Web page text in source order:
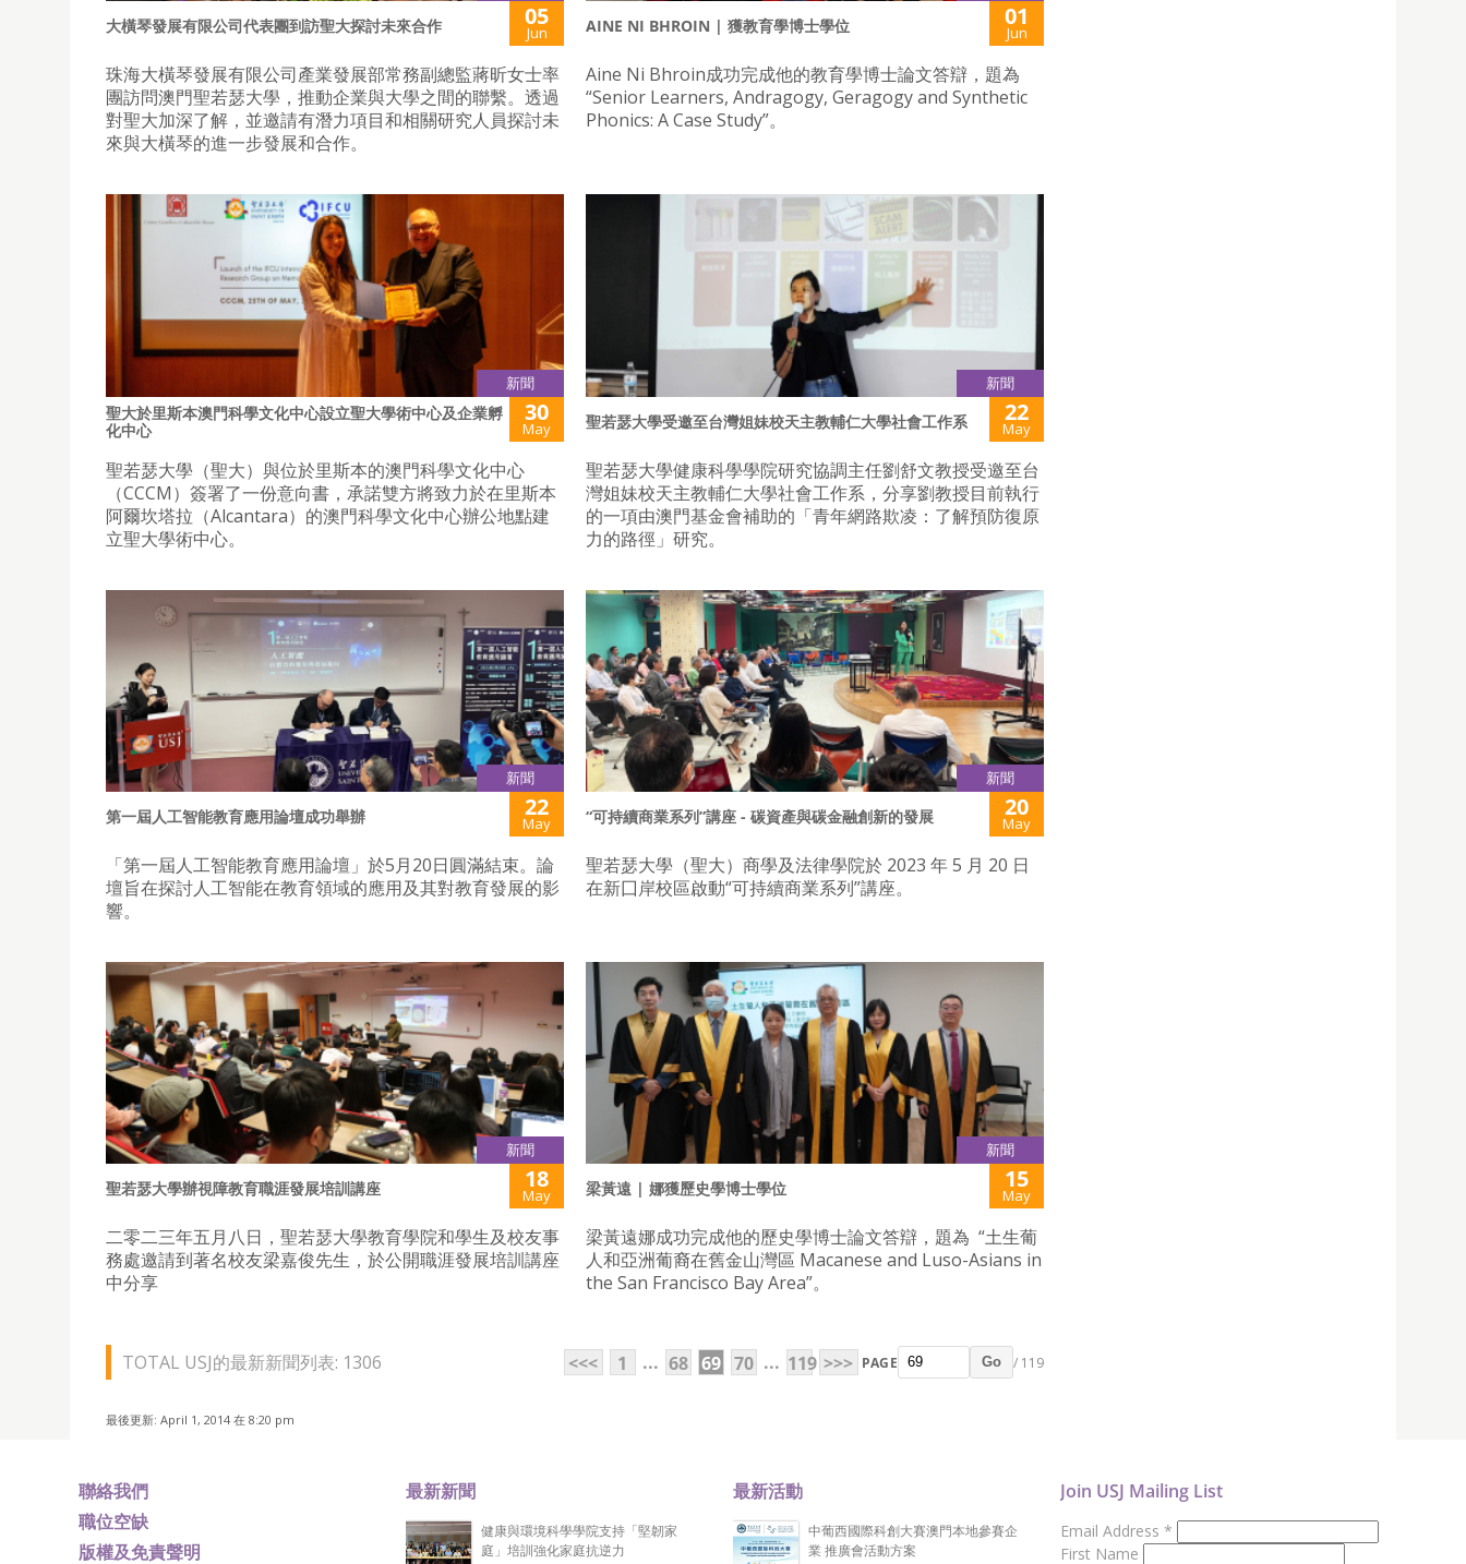
大橫琴發展有限公司代表團到訪聖大探討未來合作 05
Jun
珠海大橫琴發展有限公司產業發展部常務副總監蔣昕女士率
團訪問澳門聖若瑟大學，推動企業與大學之間的聯繫。透過
對聖大加深了解，並邀請有潛力項目和相關研究人員探討未
來與大橫琴的進一步發展和合作。
AINE NI BHROIN | 獲教育學博士學位 01
Jun
Aine Ni Bhroin成功完成他的教育學博士論文答辯，題為
“Senior Learners, Andragogy, Geragogy and Synthetic
Phonics: A Case Study”。
新聞
聖大於里斯本澳門科學文化中心設立聖大學術中心及企業孵
化中心
30
May
聖若瑟大學（聖大）與位於里斯本的澳門科學文化中心
（CCCM）簽署了一份意向書，承諾雙方將致力於在里斯本
阿爾坎塔拉（Alcantara）的澳門科學文化中心辦公地點建
立聖大學術中心。
新聞
聖若瑟大學受邀至台灣姐妹校天主教輔仁大學社會工作系 22
May
聖若瑟大學健康科學學院研究協調主任劉舒文教授受邀至台
灣姐妹校天主教輔仁大學社會工作系，分享劉教授目前執行
的一項由澳門基金會補助的「青年網路欺凌：了解預防復原
力的路徑」研究。
新聞
第一屆人工智能教育應用論壇成功舉辦 22
May
「第一屆人工智能教育應用論壇」於5月20日圓滿結束。論
壇旨在探討人工智能在教育領域的應用及其對教育發展的影
響。
新聞
“可持續商業系列”講座 - 碳資產與碳金融創新的發展 20
May
聖若瑟大學（聖大）商學及法律學院於 2023 年 5 月 20 日
在新囗岸校區啟動“可持續商業系列”講座。
新聞
聖若瑟大學辦視障教育職涯發展培訓講座 18
May
二零二三年五月八日，聖若瑟大學教育學院和學生及校友事
務處邀請到著名校友梁嘉俊先生，於公開職涯發展培訓講座
中分享
新聞
梁黃遠 | 娜獲歷史學博士學位 15
May
梁黃遠娜成功完成他的歷史學博士論文答辯，題為 “土生葡
人和亞洲葡裔在舊金山灣區 Macanese and Luso-Asians in
the San Francisco Bay Area”。
TOTAL USJ的最新新聞列表: 1306 <<< 1 ... 68 69 70 ... 119 >>> PAGE Go / 119
最後更新: April 1, 2014 在 8:20 pm
聯絡我們
職位空缺
版權及免責聲明
最新新聞
健康與環境科學學院支持「堅韌家
庭」培訓強化家庭抗逆力
最新活動
中葡西國際科創大賽澳門本地參賽企
業 推廣會活動方案
Join USJ Mailing List
Email Address *
First Name